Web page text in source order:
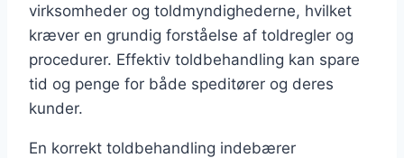
virksomheder og toldmyndighederne, hvilket
kræver en grundig forståelse af toldregler og
procedurer. Effektiv toldbehandling kan spare
tid og penge for både speditører og deres
kunder.
En korrekt toldbehandling indebærer